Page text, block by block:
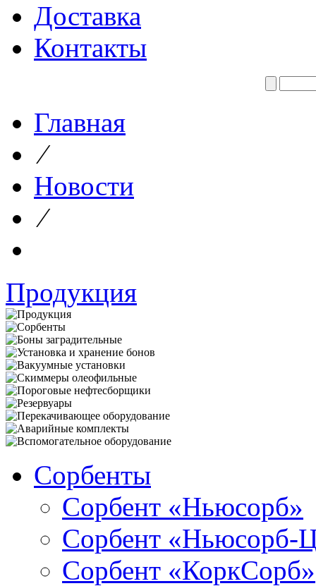
Доставка
Контакты
Главная
⁄
Новости
⁄
Продукция
Сорбенты
Сорбент «Ньюсорб»
Сорбент «Ньюсорб-
Сорбент «КоркСорб»